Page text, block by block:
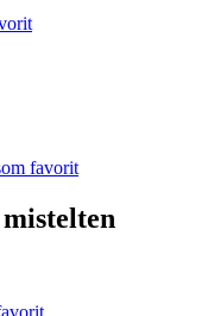
på
favorit